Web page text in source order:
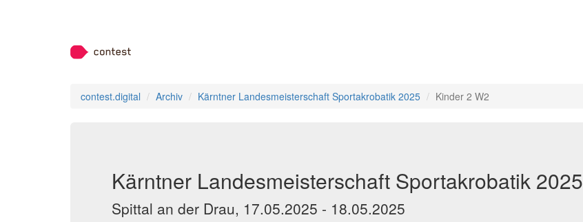
contest.digital Archiv Kärntner Landesmeisterschaft Sportakrobatik 2025 Kinder 2 W2
Kärntner Landesmeisterschaft Sportakrobatik 2025
Spittal an der Drau, 17.05.2025 - 18.05.2025